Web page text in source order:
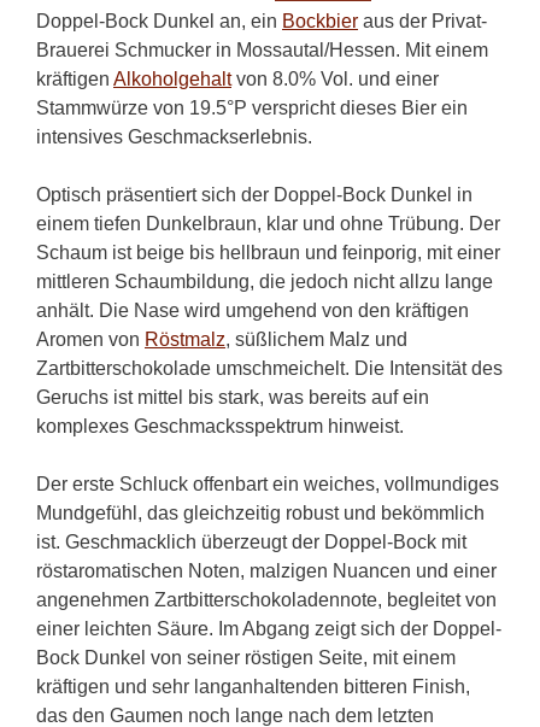
Doppel-Bock Dunkel an, ein Bockbier aus der Privat-
Brauerei Schmucker in Mossautal/Hessen. Mit einem
kräftigen Alkoholgehaltvon 8.0% Vol. und einer
Stammwürze von 19.5°P verspricht dieses Bier ein
intensives Geschmackserlebnis.
Optisch präsentiert sich der Doppel-Bock Dunkel in
einem tiefen Dunkelbraun, klar und ohne Trübung. Der
Schaum ist beige bis hellbraun und feinporig, mit einer
mittleren Schaumbildung, die jedoch nicht allzu lange
anhält. Die Nase wird umgehend von den kräftigen
Aromen von Röstmalz, süßlichem Malz und
Zartbitterschokolade umschmeichelt. Die Intensität des
Geruchs ist mittel bis stark, was bereits auf ein
komplexes Geschmacksspektrum hinweist.
Der erste Schluck offenbart ein weiches, vollmundiges
Mundgefühl, das gleichzeitig robust und bekömmlich
ist. Geschmacklich überzeugt der Doppel-Bock mit
röstaromatischen Noten, malzigen Nuancen und einer
angenehmen Zartbitterschokoladennote, begleitet von
einer leichten Säure. Im Abgang zeigt sich der Doppel-
Bock Dunkel von seiner röstigen Seite, mit einem
kräftigen und sehr langanhaltenden bitteren Finish,
das den Gaumen noch lange nach dem letzten